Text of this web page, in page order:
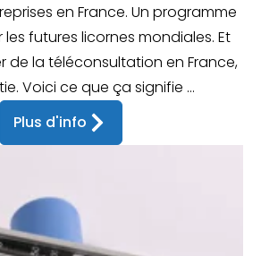
en France. Un programme
futures licornes mondiales. Et
de la téléconsultation en France,
Voici ce que ça signifie ...
Plus d'info